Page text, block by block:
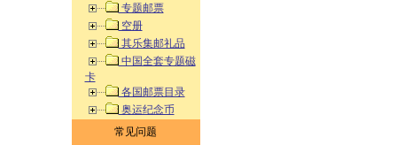
专题邮票
空册
其乐集邮礼品
中国全套专题磁
卡
各国邮票目录
奥运纪念币
常见问题